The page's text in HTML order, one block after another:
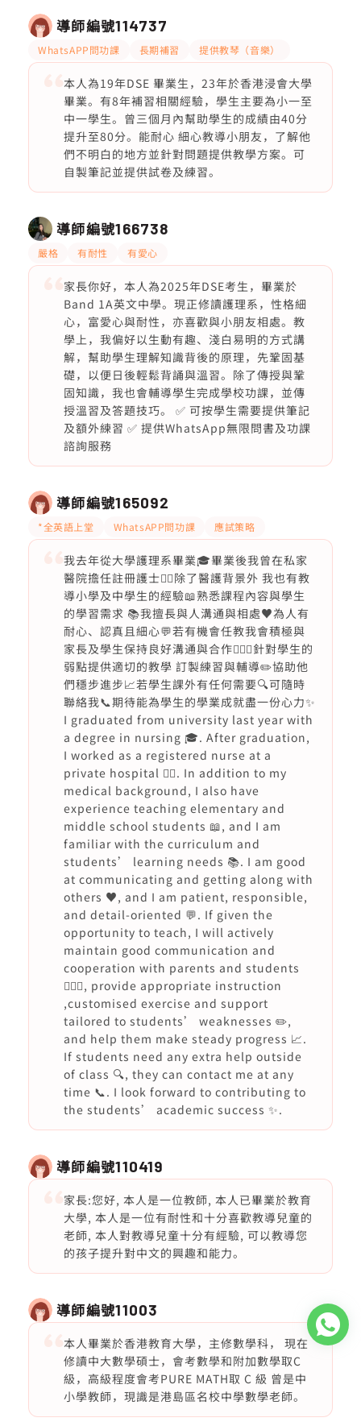
導師編號114737
WhatsAPP問功課 長期補習 提供教琴（音樂）
本人為19年DSE 畢業生，23年於香港浸會大學
畢業。有8年補習相關經驗，學生主要為小一至
中一學生。曾三個月內幫助學生的成績由40分
提升至80分。能耐心 細心教導小朋友，了解他
們不明白的地方並針對問題提供教學方案。可
自製筆記並提供試卷及練習。
導師編號166738
嚴格 有耐性 有愛心
家長你好，本人為2025年DSE考生，畢業於
Band 1A英文中學。現正修讀護理系，性格細
心，富愛心與耐性，亦喜歡與小朋友相處。教
學上，我偏好以生動有趣、淺白易明的方式講
解，幫助學生理解知識背後的原理，先鞏固基
礎，以便日後輕鬆背誦與溫習。除了傳授與鞏
固知識，我也會輔導學生完成學校功課，並傳
授溫習及答題技巧。 ✅ 可按學生需要提供筆記
及額外練習 ✅ 提供WhatsApp無限問書及功課
諮詢服務
導師編號165092
*全英語上堂 WhatsAPP問功課 應試策略
我去年從大學護理系畢業🎓畢業後我曾在私家
醫院擔任註冊護士👩‍⚕️除了醫護背景外 我也有教
導小學及中學生的經驗📖熟悉課程內容與學生
的學習需求 📚我擅長與人溝通與相處♥️為人有
耐心、認真且細心💬若有機會任教我會積極與
家長及學生保持良好溝通與合作🙇🏻‍♀️針對學生的
弱點提供適切的教學 訂製練習與輔導✏️協助他
們穩步進步📈若學生課外有任何需要🔍可隨時
聯絡我📞期待能為學生的學業成就盡一份心力✨
I graduated from university last year with
a degree in nursing 🎓. After graduation,
I worked as a registered nurse at a
private hospital 👩‍⚕️. In addition to my
medical background, I also have
experience teaching elementary and
middle school students 📖, and I am
familiar with the curriculum and
students’ learning needs 📚. I am good
at communicating and getting along with
others ♥️, and I am patient, responsible,
and detail-oriented 💬. If given the
opportunity to teach, I will actively
maintain good communication and
cooperation with parents and students
🙇🏻‍♀️, provide appropriate instruction
,customised exercise and support
tailored to students’ weaknesses ✏️,
and help them make steady progress 📈.
If students need any extra help outside
of class 🔍, they can contact me at any
time 📞. I look forward to contributing to
the students’ academic success ✨.
導師編號110419
家長:您好, 本人是一位教師, 本人已畢業於教育
大學, 本人是一位有耐性和十分喜歡教導兒童的
老師, 本人對教導兒童十分有經驗, 可以教導您
的孩子提升對中文的興趣和能力。
導師編號11003
本人畢業於香港教育大學，主修數學科， 現在
修讀中大數學碩士，會考數學和附加數學取C
級，高級程度會考PURE MATH取 C 級 曾是中
小學教師，現識是港島區名校中學數學老師。